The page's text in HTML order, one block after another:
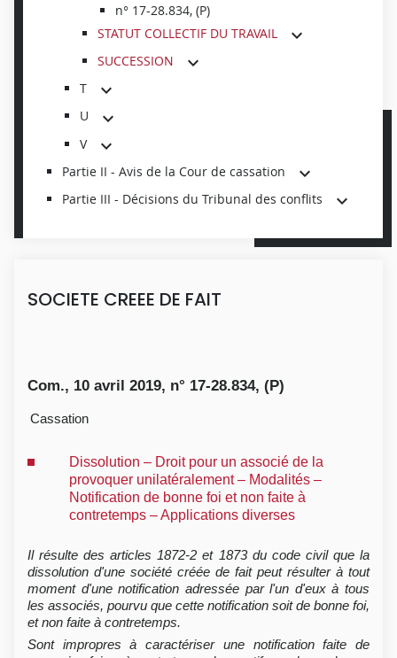
n° 17-28.834, (P)
STATUT COLLECTIF DU TRAVAIL
SUCCESSION
T
U
V
Partie II - Avis de la Cour de cassation
Partie III - Décisions du Tribunal des conflits
SOCIETE CREEE DE FAIT
Com., 10 avril 2019, n° 17-28.834, (P)
Cassation
Dissolution – Droit pour un associé de la
provoquer unilatéralement – Modalités –
Notification de bonne foi et non faite à
contretemps – Applications diverses
Il résulte des articles 1872-2 et 1873 du code civil que la
dissolution d'une société créée de fait peut résulter à tout
moment d'une notification adressée par l'un d'eux à tous
les associés, pourvu que cette notification soit de bonne foi,
et non faite à contretemps.
Sont impropres à caractériser une notification faite de